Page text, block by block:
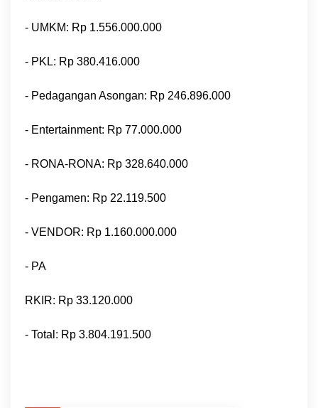
- UMKM: Rp 1.556.000.000
- PKL: Rp 380.416.000
- Pedagangan Asongan: Rp 246.896.000
- Entertainment: Rp 77.000.000
- RONA-RONA: Rp 328.640.000
- Pengamen: Rp 22.119.500
- VENDOR: Rp 1.160.000.000
- PA
RKIR: Rp 33.120.000
- Total: Rp 3.804.191.500